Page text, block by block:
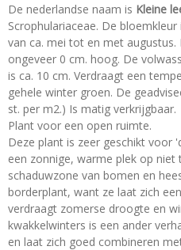
De nederlandse naam is Kleine
Scrophulariaceae. De
van ca. mei tot en met augustus.
ongeveer 0 cm. hoog. De
is ca. 10 cm. Verdraagt een
gehele winter groen. De
st. per m2.) Is matig verkrijgbaar.
Plant voor een open ruimte.
Deze plant is zeer geschikt voor
een zonnige, warme plek op
schaduwzone van bomen en
borderplant, want ze laat zich
verdraagt zomerse droogte en
kwakkelwinters is een ander
en laat zich goed combineren